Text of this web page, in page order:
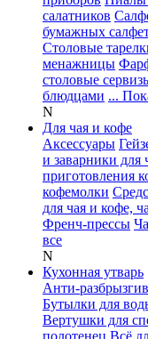
салатников
бумажных
Столовые
менажницы
столовые
блюдцами ...
N
Для чая и кофе
Аксессуары
и заварники для
приготовления
кофемолки
для чая и кофе,
Френч-прессы
все
N
Кухонная утварь
Анти-
Бутылки для
Вертушки для
полотенец Всё